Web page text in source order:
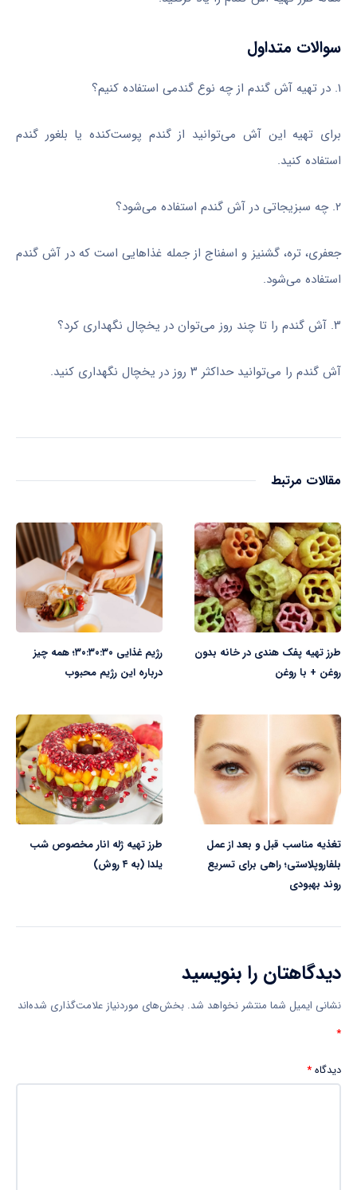
سوالات متداول
۱. در تهیه آش گندم از چه نوع گندمی استفاده کنیم؟
برای تهیه این آش می‌توانید از گندم پوست‌کنده یا بلغور گندم
استفاده کنید.
۲. چه سبزیجاتی در آش گندم استفاده می‌شود؟
جعفری، تره، گشنیز و اسفناج از جمله غذاهایی است که در آش گندم
استفاده می‌شود.
۳. آش گندم را تا چند روز می‌توان در یخچال نگهداری کرد؟
آش گندم را می‌توانید حداکثر ۳ روز در یخچال نگهداری کنید.
مقالات مرتبط
طرز تهیه پفک هندی در خانه بدون
روغن + با روغن
رژیم غذایی ۳۰:۳۰:۳۰؛ همه چیز
درباره این رژیم محبوب
تغذیه مناسب قبل و بعد از عمل
بلفاروپلاستی؛ راهی برای تسریع
روند بهبودی
طرز تهیه ژله انار مخصوص شب
یلدا (به ۴ روش)
دیدگاهتان را بنویسید
نشانی ایمیل شما منتشر نخواهد شد. بخش‌های موردنیاز علامت‌گذاری شده‌اند
*
دیدگاه*